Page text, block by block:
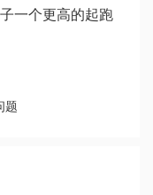
一个更高的起跑
题